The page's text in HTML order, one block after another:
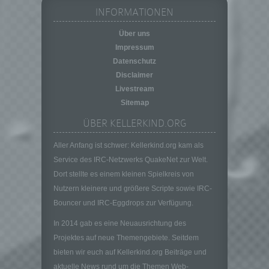
INFORMATIONEN
Über uns
Impressum
Datenschutz
Disclaimer
Livestream
Sitemap
ÜBER KELLERKIND.ORG
Aller Anfang ist schwer: Kellerkind.org kam als
Service des IRC-Netzwerks QuakeNet zur Welt.
Dort stellte es einem kleinen Spielkreis von
Nutzern kleinere und größere Scripte sowie IRC-
Bouncer und IRC-Eggdrops zur Verfügung.
In 2014 gab es eine Neuausrichtung des
Projektes auf neue Themengebiete. Seitdem
bieten wir euch auf Kellerkind.org Beiträge und
aktuelle News rund um die Themen Web-
personenbezogener Daten in einer Weise,
auf welche die personenbezogenen Daten
ohne Hinzuziehung zusätzlicher
Informationen nicht mehr einer spezifischen
betroffenen Person zugeordnet werden
können, sofern diese zusätzlichen
Maßnahmen unterliegen, die gewährleisten,
dass die personenbezogenen Daten nicht
einer identifizierten oder identifizierbaren
natürlichen Person zugewiesen werden.
g) Verantwortlicher oder für die Verarbeitung
Verantwortlicher
Verantwortlicher oder für die Verarbeitung
Verantwortlicher ist die natürliche oder
oder andere Stelle, die allein oder
gemeinsam mit anderen über die Zwecke
personenbezogenen Daten entscheidet.